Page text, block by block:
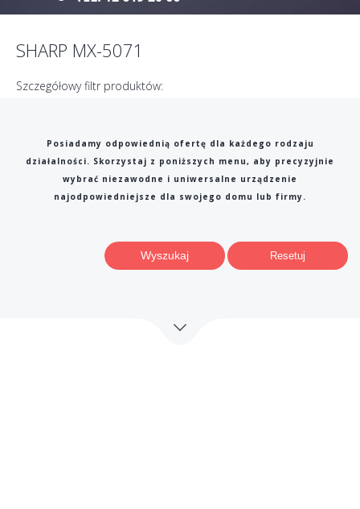
SHARP MX-5071
Szczegółowy filtr produktów:
Posiadamy odpowiednią ofertę dla każdego rodzaju
działalności. Skorzystaj z poniższych menu, aby precyzyjnie
wybrać niezawodne i uniwersalne urządzenie
najodpowiedniejsze dla swojego domu lub firmy.